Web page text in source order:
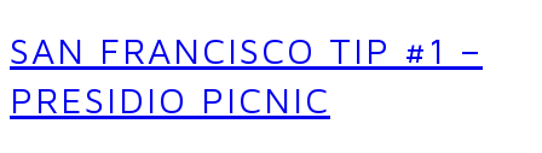
SAN FRANCISCO TIP #1 –
PRESIDIO PICNIC